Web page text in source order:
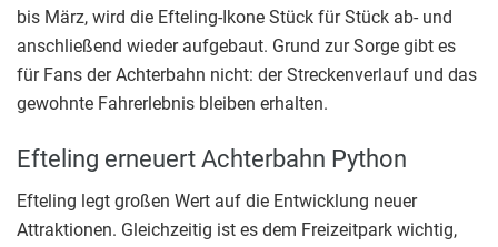
bis März, wird die Efteling-Ikone Stück für Stück ab- und
anschließend wieder aufgebaut. Grund zur Sorge gibt es
für Fans der Achterbahn nicht: der Streckenverlauf und das
gewohnte Fahrerlebnis bleiben erhalten.
Efteling erneuert Achterbahn Python
Efteling legt großen Wert auf die Entwicklung neuer
Attraktionen. Gleichzeitig ist es dem Freizeitpark wichtig,